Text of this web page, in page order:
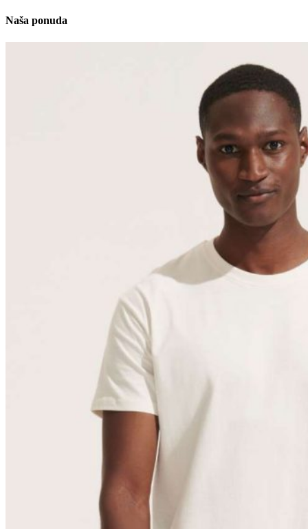
Naša ponuda